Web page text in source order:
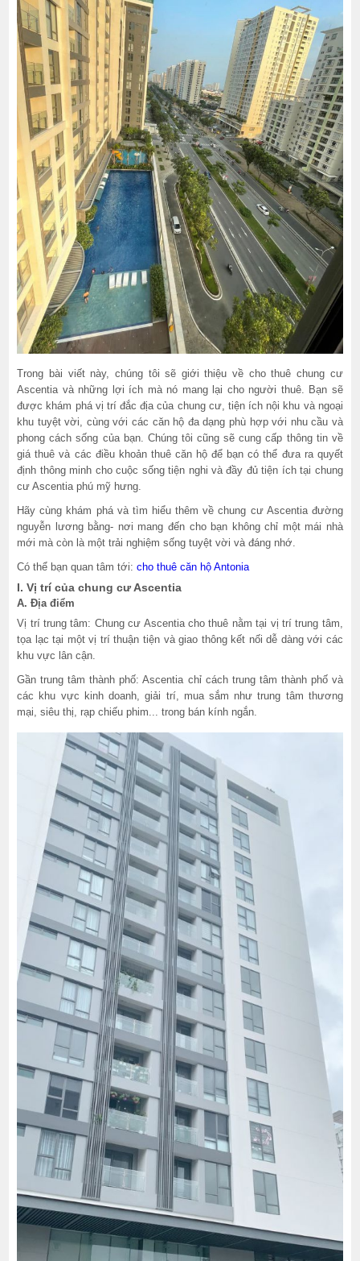
Trong bài viết này, chúng tôi sẽ giới thiệu về cho thuê chung cư
Ascentia và những lợi ích mà nó mang lại cho người thuê. Bạn sẽ
được khám phá vị trí đắc địa của chung cư, tiện ích nội khu và ngoại
khu tuyệt vời, cùng với các căn hộ đa dạng phù hợp với nhu cầu và
phong cách sống của bạn. Chúng tôi cũng sẽ cung cấp thông tin về
giá thuê và các điều khoản thuê căn hộ để bạn có thể đưa ra quyết
định thông minh cho cuộc sống tiện nghi và đầy đủ tiện ích tại chung
cư Ascentia phú mỹ hưng.
Hãy cùng khám phá và tìm hiểu thêm về chung cư Ascentia đường
nguyễn lương bằng- nơi mang đến cho bạn không chỉ một mái nhà
mới mà còn là một trải nghiệm sống tuyệt vời và đáng nhớ.
Có thể bạn quan tâm tới:cho thuê căn hộ Antonia
I. Vị trí của chung cư Ascentia
A. Địa điểm
Vị trí trung tâm: Chung cư Ascentia cho thuê nằm tại vị trí trung tâm,
tọa lạc tại một vị trí thuận tiện và giao thông kết nối dễ dàng với các
khu vực lân cận.
Gần trung tâm thành phố: Ascentia chỉ cách trung tâm thành phố và
các khu vực kinh doanh, giải trí, mua sắm như trung tâm thương
mại, siêu thị, rạp chiếu phim... trong bán kính ngắn.